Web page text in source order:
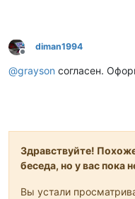
Не в сети
diman1994
@grayson согласен.
Здравствуйте!
беседа, но у вас пока
Вы устали